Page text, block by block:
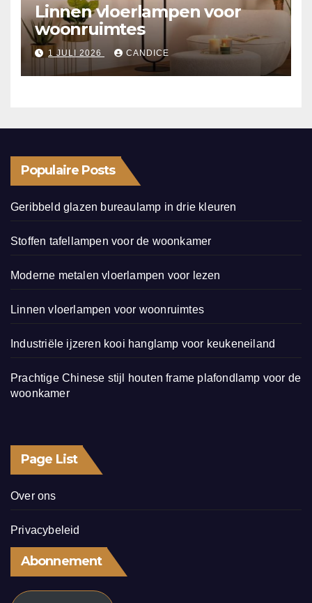
Linnen vloerlampen voor
woonruimtes
1 JULI 2026 CANDICE
Populaire Posts
Geribbeld glazen bureaulamp in drie kleuren
Stoffen tafellampen voor de woonkamer
Moderne metalen vloerlampen voor lezen
Linnen vloerlampen voor woonruimtes
Industriële ijzeren kooi hanglamp voor keukeneiland
Prachtige Chinese stijl houten frame plafondlamp voor de
woonkamer
Page List
Over ons
Privacybeleid
Abonnement